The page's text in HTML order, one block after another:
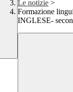
Le notizie >
Formazione
INGLESE-